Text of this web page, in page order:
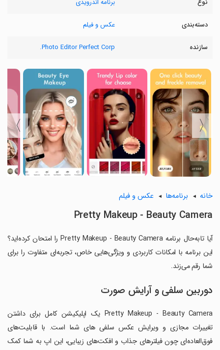
نوع برنامه اندرویدی
دسته‌بندی عکس و فیلم
سازنده Photo Editor Perfect Corp.
〈
〉
خانه برنامه‌ها عکس و فیلم
Pretty Makeup - Beauty Camera
آیا تابه‌حال برنامه Pretty Makeup - Beauty Camera را امتحان کرده‌اید؟
این برنامه با امکانات کاربردی و ویژگی‌هایی خاص، تجربه‌ای متفاوت را برای
شما رقم می‌زند.
دوربین سلفی و آرایش صورت
Pretty Makeup - Beauty Camera یک اپلیکیشن کامل برای داشتن
تغییرات مجازی و ویرایش عکس سلفی های شما است. با قابلیت‌های
فوق‌العاده‌ای چون فیلترهای جذاب و افکت‌های زیبایی، این اپ به شما کمک